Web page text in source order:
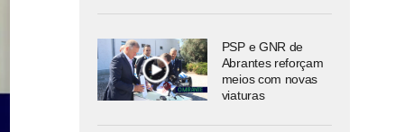
PSP e GNR de
Abrantes reforçam
meios com novas
viaturas